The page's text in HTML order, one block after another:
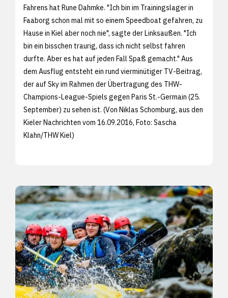
Fahrens hat Rune Dahmke. "Ich bin im Trainingslager in
Faaborg schon mal mit so einem Speedboat gefahren, zu
Hause in Kiel aber noch nie", sagte der Linksaußen. "Ich
bin ein bisschen traurig, dass ich nicht selbst fahren
durfte. Aber es hat auf jeden Fall Spaß gemacht." Aus
dem Ausflug entsteht ein rund vierminütiger TV-Beitrag,
der auf Sky im Rahmen der Übertragung des THW-
Champions-League-Spiels gegen Paris St.-Germain (25.
September) zu sehen ist. (Von Niklas Schomburg, aus den
Kieler Nachrichten vom 16.09.2016, Foto: Sascha
Klahn/THW Kiel)